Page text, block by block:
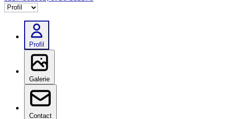
Selectează tab
Profil
Galerie
Contact